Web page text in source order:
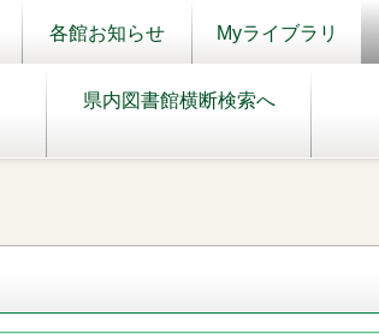
各館お知らせ Myライブラリ
県内図書館横断検索へ